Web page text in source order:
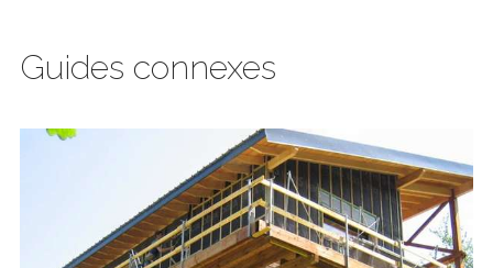
Guides connexes